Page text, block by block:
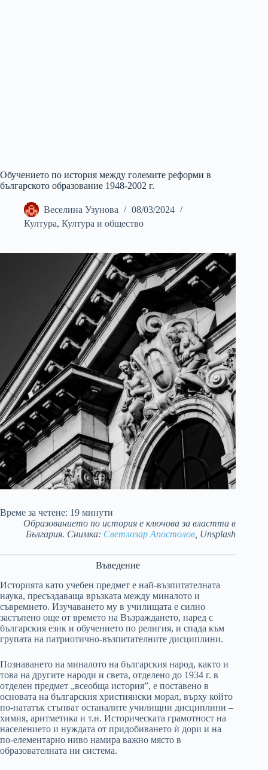
Обучението по история между големите реформи в
българското образование 1948-2002 г.
Веселина Узунова
08/03/2024
Култура, Култура и общество
Време за четене: 19 минути
Образованието по история е ключова за властта в
България. Снимка: Светлозар Апостолов , Unsplash
Въведение
Историята като учебен предмет е най-възпитателната
наука, пресъздаваща връзката между миналото и
съвремието. Изучаването му в училищата е силно
застъпено още от времето на Възраждането, наред с
българския език и обучението по религия, и спада към
групата на патриотично-възпитателните дисциплини.
Познаването на миналото на българския народ, както и
това на другите народи и света, отделено до 1934 г. в
отделен предмет „всеобща история”, е поставено в
основата на българския християнски морал, върху който
по-нататък стъпват останалите училищни дисциплини –
химия, аритметика и т.н. Историческата грамотност на
населението и нуждата от придобиването ѝ дори и на
по-елементарно ниво намира важно място в
образователната ни система.